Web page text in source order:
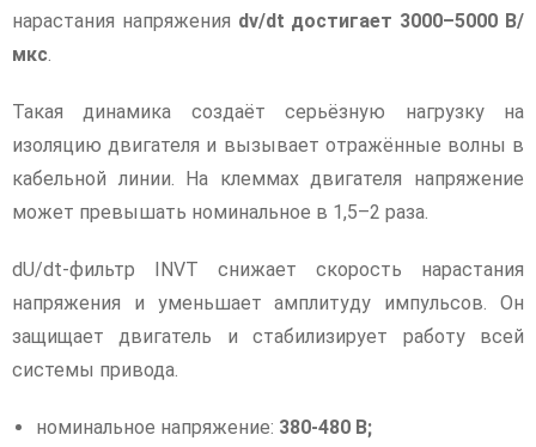
нарастания напряжения dv/dt достигает 3000–5000 В/
мкс.
Такая динамика создаёт серьёзную нагрузку на
изоляцию двигателя и вызывает отражённые волны в
кабельной линии. На клеммах двигателя напряжение
может превышать номинальное в 1,5–2 раза.
dU/dt-фильтр INVT снижает скорость нарастания
напряжения и уменьшает амплитуду импульсов. Он
защищает двигатель и стабилизирует работу всей
системы привода.
номинальное напряжение: 380-480 В;